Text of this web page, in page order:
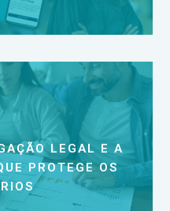
LEGAL E A
PROTEGE OS